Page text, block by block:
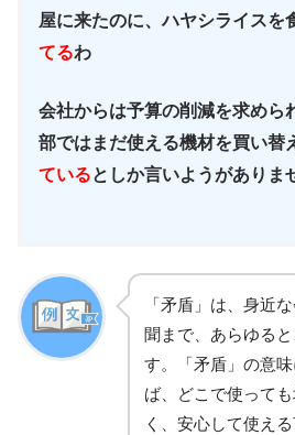
屋に来たのに、ハヤシライスを
てるわ
会社からは予算の削減を求めら
部ではまだ使える機材を買い替
ているとしか言いようがありま
「矛盾」は、身近
聞まで、あらゆる
す。「矛盾」の意
ば、どこで使って
く、安心して使える